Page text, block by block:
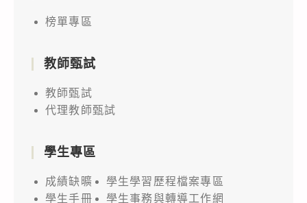
榜單專區
教師甄試
教師甄試
代理教師甄試
學生專區
成績缺曠
學生學習歷程檔案專區
學生手冊
學生事務與轉導工作網